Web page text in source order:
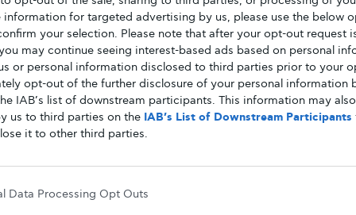
information for targeted advertising by us, please use the below
your selection. Please note that after your opt-out request
may continue seeing interest-based ads based on personal
or personal information disclosed to third parties prior to your
opt-out of the further disclosure of your personal information
IAB’s list of downstream participants. This information may
us to third parties on the IAB’s List of Downstream Participants
it to other third parties.
Data Processing Opt Outs
πυροδοτώντας την καταστροφή των βήτα
στα ποντίκια αυτά χορηγήθηκε ένα
Ab-4, το οποίο εμποδίζει την
συκώτι,τα επίπεδα γλυκόζης επέστρεψαν σε
τα επίπεδα ινσουλίνης στην
παρακολούθησαν τα
ενός πρωτεϊνικού δείκτη που έχει
ινσουλίνη. Οι αρχικές αυτές μελέτες